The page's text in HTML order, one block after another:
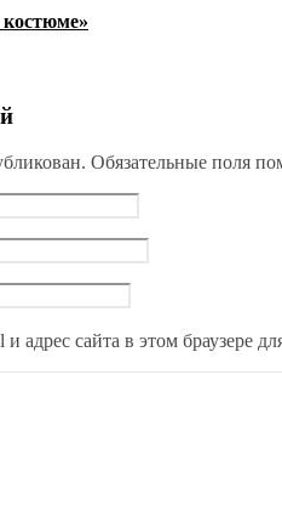
Обязательные поля
адрес сайта в этом браузере